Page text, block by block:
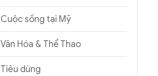
Cuộc sống tại Mỹ
Văn Hóa & Thể Thao
Tiêu dùng